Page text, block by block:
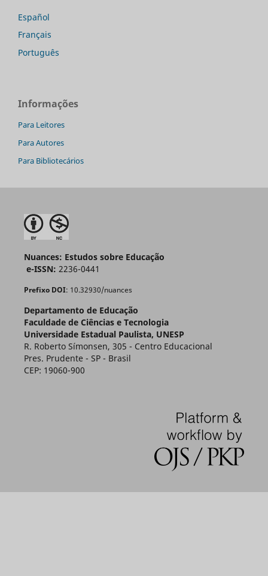
Español
Français
Português
Informações
Para Leitores
Para Autores
Para Bibliotecários
Nuances: Estudos sobre Educação
e-ISSN: 2236-0441
Prefixo DOI: 10.32930/nuances
Departamento de Educação
Faculdade de Ciências e Tecnologia
Universidade Estadual Paulista, UNESP
R. Roberto Símonsen, 305 - Centro Educacional
Pres. Prudente - SP - Brasil
CEP: 19060-900